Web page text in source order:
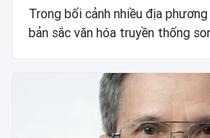
Trong bối cảnh nhiều địa
bản sắc văn hóa truyền thống